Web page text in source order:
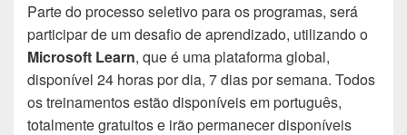
Parte do processo seletivo para os programas, será
participar de um desafio de aprendizado, utilizando o
Microsoft Learn, que é uma plataforma global,
disponível 24 horas por dia, 7 dias por semana. Todos
os treinamentos estão disponíveis em português,
totalmente gratuitos e irão permanecer disponíveis